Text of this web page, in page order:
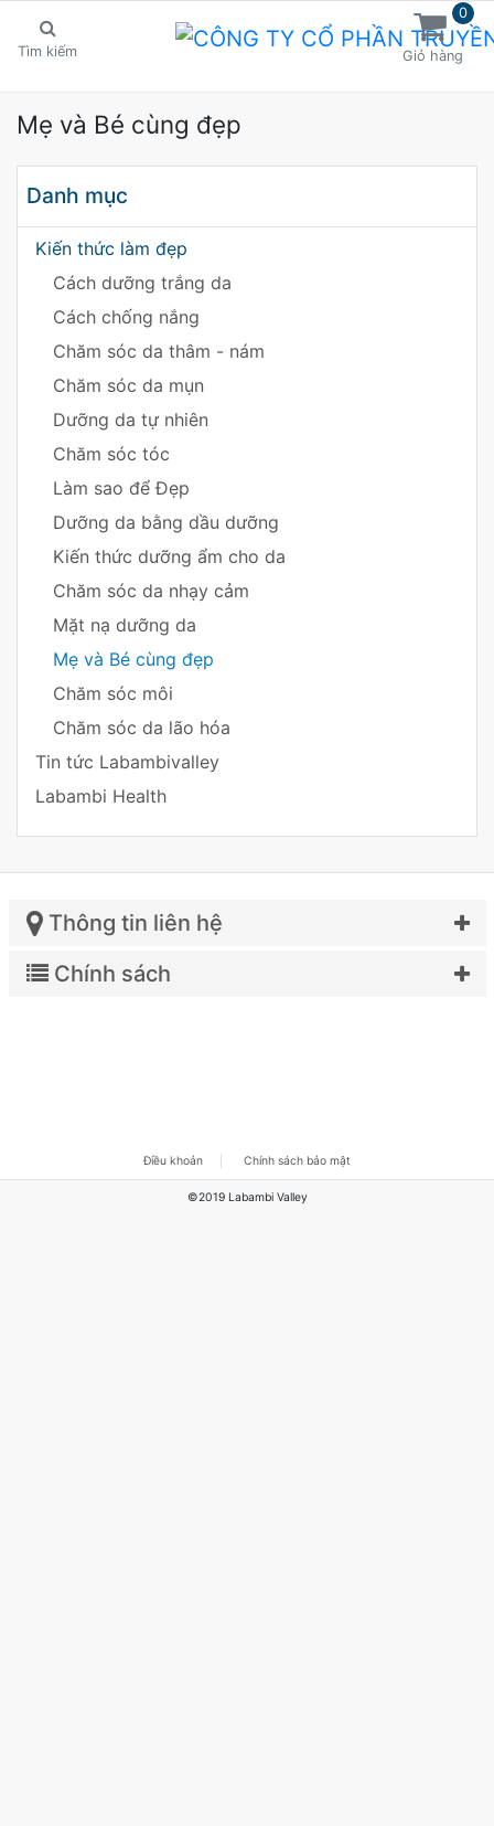
Tìm kiếm
0
Giỏ hàng
Mẹ và Bé cùng đẹp
Danh mục
Kiến thức làm đẹp
Cách dưỡng trắng da
Cách chống nắng
Chăm sóc da thâm - nám
Chăm sóc da mụn
Dưỡng da tự nhiên
Chăm sóc tóc
Làm sao để Đẹp
Dưỡng da bằng dầu dưỡng
Kiến thức dưỡng ẩm cho da
Chăm sóc da nhạy cảm
Mặt nạ dưỡng da
Mẹ và Bé cùng đẹp
Chăm sóc môi
Chăm sóc da lão hóa
Tin tức Labambivalley
Labambi Health
Thông tin liên hệ
Chính sách
Điều khoản Chính sách bảo mật
©2019 Labambi Valley